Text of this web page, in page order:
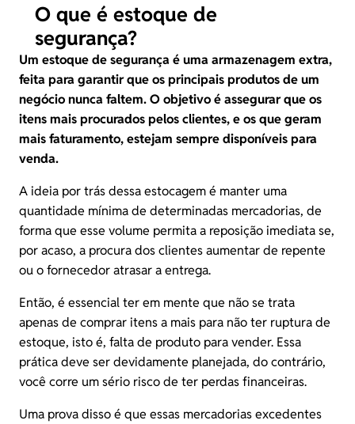
O que é estoque de
segurança?
Um estoque de segurança é uma armazenagem extra,
feita para garantir que os principais produtos de um
negócio nunca faltem. O objetivo é assegurar que os
itens mais procurados pelos clientes, e os que geram
mais faturamento, estejam sempre disponíveis para
venda.
A ideia por trás dessa estocagem é manter uma
quantidade mínima de determinadas mercadorias, de
forma que esse volume permita a reposição imediata se,
por acaso, a procura dos clientes aumentar de repente
ou o fornecedor atrasar a entrega.
Então, é essencial ter em mente que não se trata
apenas de comprar itens a mais para não ter ruptura de
estoque, isto é, falta de produto para vender. Essa
prática deve ser devidamente planejada, do contrário,
você corre um sério risco de ter perdas financeiras.
Uma prova disso é que essas mercadorias excedentes